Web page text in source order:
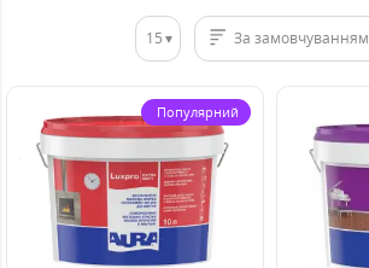
15 За замовчуванням
Популярний